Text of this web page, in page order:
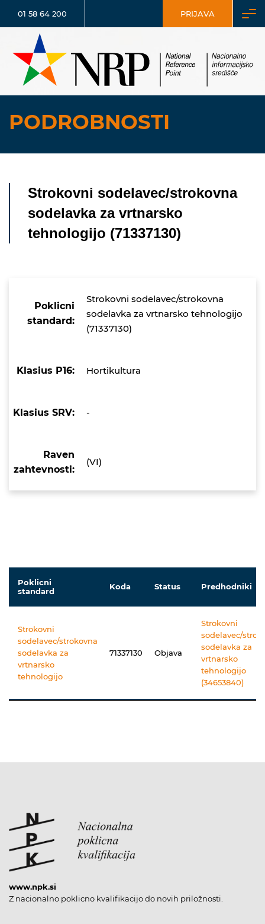
01 58 64 200 PRIJAVA
PODROBNOSTI
Strokovni sodelavec/strokovna
sodelavka za vrtnarsko
tehnologijo (71337130)
Poklicni
standard:
Strokovni sodelavec/strokovna
sodelavka za vrtnarsko tehnologijo
(71337130)
Klasius P16: Hortikultura
Klasius SRV: -
Raven
zahtevnosti:
(VI)
Poklicni
standard
Koda Status Predhodniki
Strokovni
sodelavec/strokovna
sodelavka za
vrtnarsko
tehnologijo
71337130 Objava
Strokovni
sodelavec/
sodelavka za
vrtnarsko
tehnologijo
(34653840)
www.npk.si
Z nacionalno poklicno kvalifikacijo do novih priložnosti.